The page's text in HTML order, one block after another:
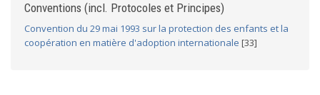
Conventions (incl. Protocoles et Principes)
Convention du 29 mai 1993 sur la protection des enfants et la
coopération en matière d'adoption internationale [33]